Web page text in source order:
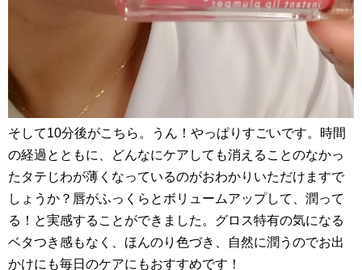
そして10分後がこちら。うん！やっぱりすごいです。時間
の経過とともに、どんなにケアしても消えることのなかっ
たタテじわが薄くなっているのがおわかりいただけますで
しょうか？唇がふっくらとボリュームアップして、潤って
る！と実感することができました。グロス特有の気になる
ベタつき感もなく、ほんのり色づき、自然に潤うのでお出
かけにも毎日のケアにもおすすめです！